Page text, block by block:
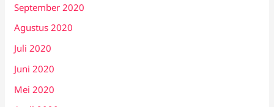
September 2020
Agustus 2020
Juli 2020
Juni 2020
Mei 2020